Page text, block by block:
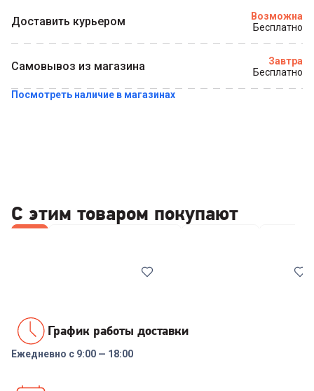
Доставить курьером
Возможна
Бесплатно
Самовывоз из магазина
Завтра
Бесплатно
Посмотреть наличие в магазинах
С этим товаром покупают
График работы доставки
Ежедневно с 9:00 — 18:00